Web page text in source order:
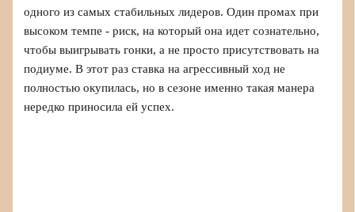
одного из самых стабильных лидеров. Один промах при
высоком темпе - риск, на который она идет сознательно,
чтобы выигрывать гонки, а не просто присутствовать на
подиуме. В этот раз ставка на агрессивный ход не
полностью окупилась, но в сезоне именно такая манера
нередко приносила ей успех.